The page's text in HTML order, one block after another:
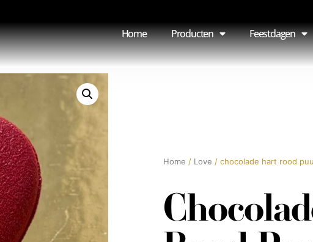
Home Producten Feestdagen
Home / Love / chocolade hart rood